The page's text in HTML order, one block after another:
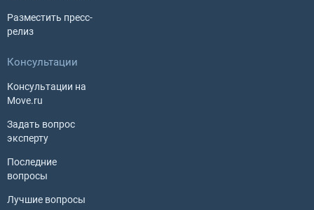
Разместить пресс-
релиз
Консультации
Консультации на
Move.ru
Задать вопрос
эксперту
Последние
вопросы
Лучшие вопросы